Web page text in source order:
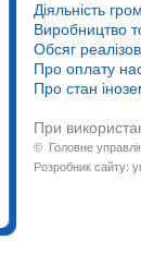
Діяльність
Виробництво
Обсяг
Про оплату
Про стан
При
© Головне
Розробник сайту: